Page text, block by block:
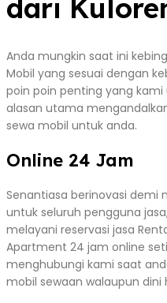
dari
Anda mungkin saat ini
Mobil yang sesuai dengan
poin poin penting yang kami
alasan utama
sewa mobil untuk anda.
Online 24 Jam
Senantiasa berinovasi demi
untuk seluruh pengguna
melayani reservasi jasa
Apartment 24 jam online
menghubungi kami saat
mobil sewaan walaupun dini